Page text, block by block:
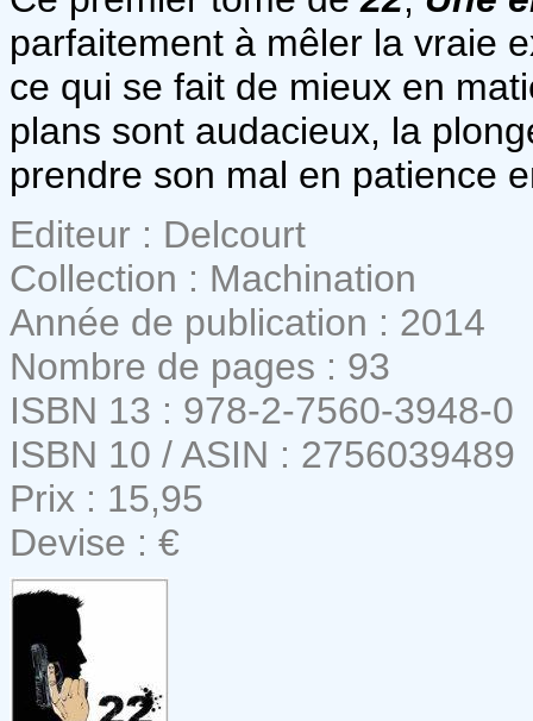
parfaitement à mêler la vraie
ce qui se fait de mieux en
plans sont audacieux, la
prendre son mal en patience
Editeur : Delcourt
Collection : Machination
Année de publication : 2014
Nombre de pages : 93
ISBN 13 : 978-2-7560-3948-0
ISBN 10 / ASIN : 2756039489
Prix : 15,95
Devise : €